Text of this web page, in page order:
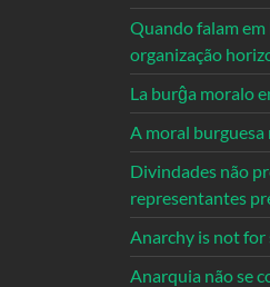
Quando falam
organização
La burĝa moralo
A moral burguesa
Divindades não
representantes
Anarchy is not for
Anarquia não se